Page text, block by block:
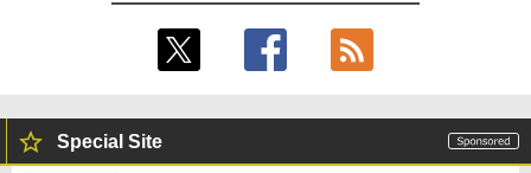
Special Site